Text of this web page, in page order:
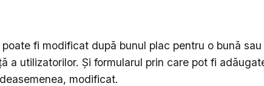
poate fi modificat după bunul plac pentru o bună sau
a utilizatorilor. Şi formularul prin care pot fi
modificat.